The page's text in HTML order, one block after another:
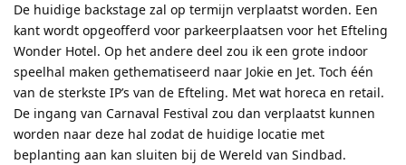
De huidige backstage zal op termijn verplaatst worden. Een
kant wordt opgeofferd voor parkeerplaatsen voor het Efteling
Wonder Hotel. Op het andere deel zou ik een grote indoor
speelhal maken gethematiseerd naar Jokie en Jet. Toch één
van de sterkste IP’s van de Efteling. Met wat horeca en retail.
De ingang van Carnaval Festival zou dan verplaatst kunnen
worden naar deze hal zodat de huidige locatie met
beplanting aan kan sluiten bij de Wereld van Sindbad.